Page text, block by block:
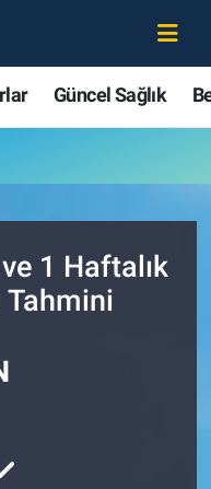
Güncel Sağlık
1 Haftalık
Tahmini
Fikstür